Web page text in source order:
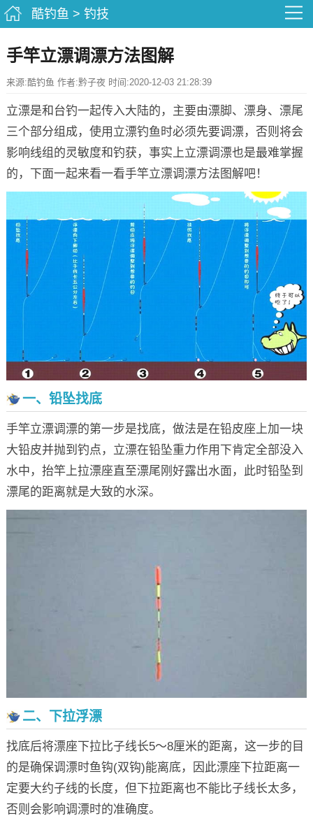
酷钓鱼 > 钓技
手竿立漂调漂方法图解
来源:酷钓鱼 作者:黔子夜 时间:2020-12-03 21:28:39
立漂是和台钓一起传入大陆的，主要由漂脚、漂身、漂尾
三个部分组成，使用立漂钓鱼时必须先要调漂，否则将会
影响线组的灵敏度和钓获，事实上立漂调漂也是最难掌握
的，下面一起来看一看手竿立漂调漂方法图解吧！
一、铅坠找底
手竿立漂调漂的第一步是找底，做法是在铅皮座上加一块
大铅皮并抛到钓点，立漂在铅坠重力作用下肯定全部没入
水中，抬竿上拉漂座直至漂尾刚好露出水面，此时铅坠到
漂尾的距离就是大致的水深。
二、下拉浮漂
找底后将漂座下拉比子线长5～8厘米的距离，这一步的目
的是确保调漂时鱼钩(双钩)能离底，因此漂座下拉距离一
定要大约子线的长度，但下拉距离也不能比子线长太多，
否则会影响调漂时的准确度。